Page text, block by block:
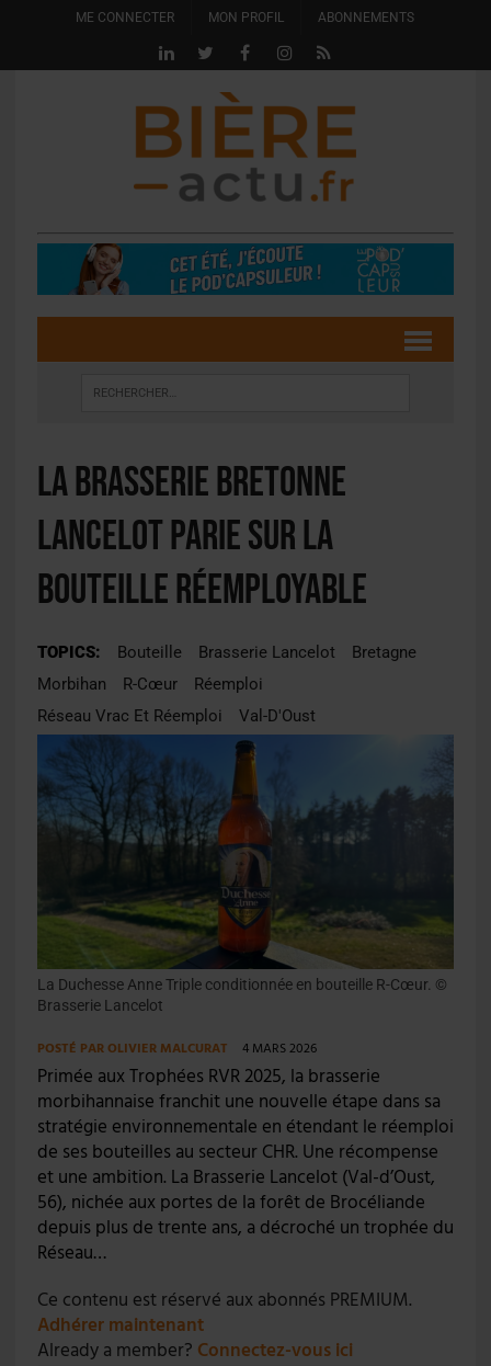
ME CONNECTER MON PROFIL ABONNEMENTS
La brasserie bretonne
Lancelot parie sur la
bouteille réemployable
TOPICS: Bouteille Brasserie Lancelot
Bretagne
Morbihan
R-Cœur
Réemploi
Réseau Vrac Et Réemploi
Val-D'Oust
La Duchesse Anne Triple conditionnée en bouteille R-Cœur. ©
Brasserie Lancelot
POSTÉ PAROLIVIER MALCURAT 4 MARS 2026
Primée aux Trophées RVR 2025, la brasserie
morbihannaise franchit une nouvelle étape dans sa
stratégie environnementale en étendant le réemploi
de ses bouteilles au secteur CHR. Une récompense
et une ambition. La Brasserie Lancelot (Val-d’Oust,
56), nichée aux portes de la forêt de Brocéliande
depuis plus de trente ans, a décroché un trophée du
Réseau…
Ce contenu est réservé aux abonnés PREMIUM.
Adhérer maintenant
Already a member? Connectez-vous ici